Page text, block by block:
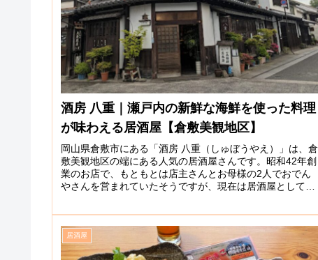
酒房 八重｜瀬戸内の新鮮な海鮮を使った料理
が味わえる居酒屋【倉敷美観地区】
岡山県倉敷市にある「酒房 八重（しゅぼうやえ）」は、倉
敷美観地区の端にある人気の居酒屋さんです。昭和42年創
業のお店で、もともとは店主さんとお母様の2人でおでん
やさんを営まれていたそうですが、現在は居酒屋としてご
居酒屋